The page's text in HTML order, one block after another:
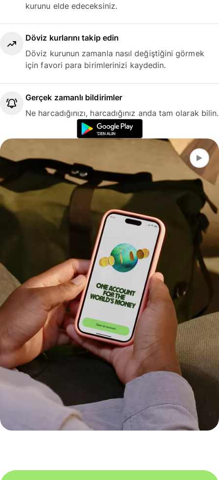
kurunu elde edeceksiniz.
Döviz kurlarını takip edin
Döviz kurunun zamanla nasıl değiştiğini görmek
için favori para birimlerinizi kaydedin.
Gerçek zamanlı bildirimler
Ne harcadığınızı, harcadığınız anda tam olarak bilin.